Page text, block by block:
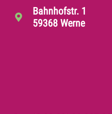
Bahnhofstr. 1
59368 Werne